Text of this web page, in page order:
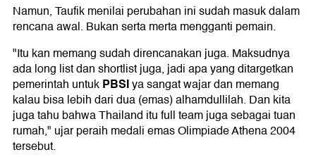
Namun, Taufik menilai perubahan ini sudah masuk dalam
rencana awal. Bukan serta merta mengganti pemain.
"Itu kan memang sudah direncanakan juga. Maksudnya
ada long list dan shortlist juga, jadi apa yang ditargetkan
pemerintah untukPBSIya sangat wajar dan memang
kalau bisa lebih dari dua (emas) alhamdullilah. Dan kita
juga tahu bahwa Thailand itu full team juga sebagai tuan
rumah," ujar peraih medali emas Olimpiade Athena 2004
tersebut.